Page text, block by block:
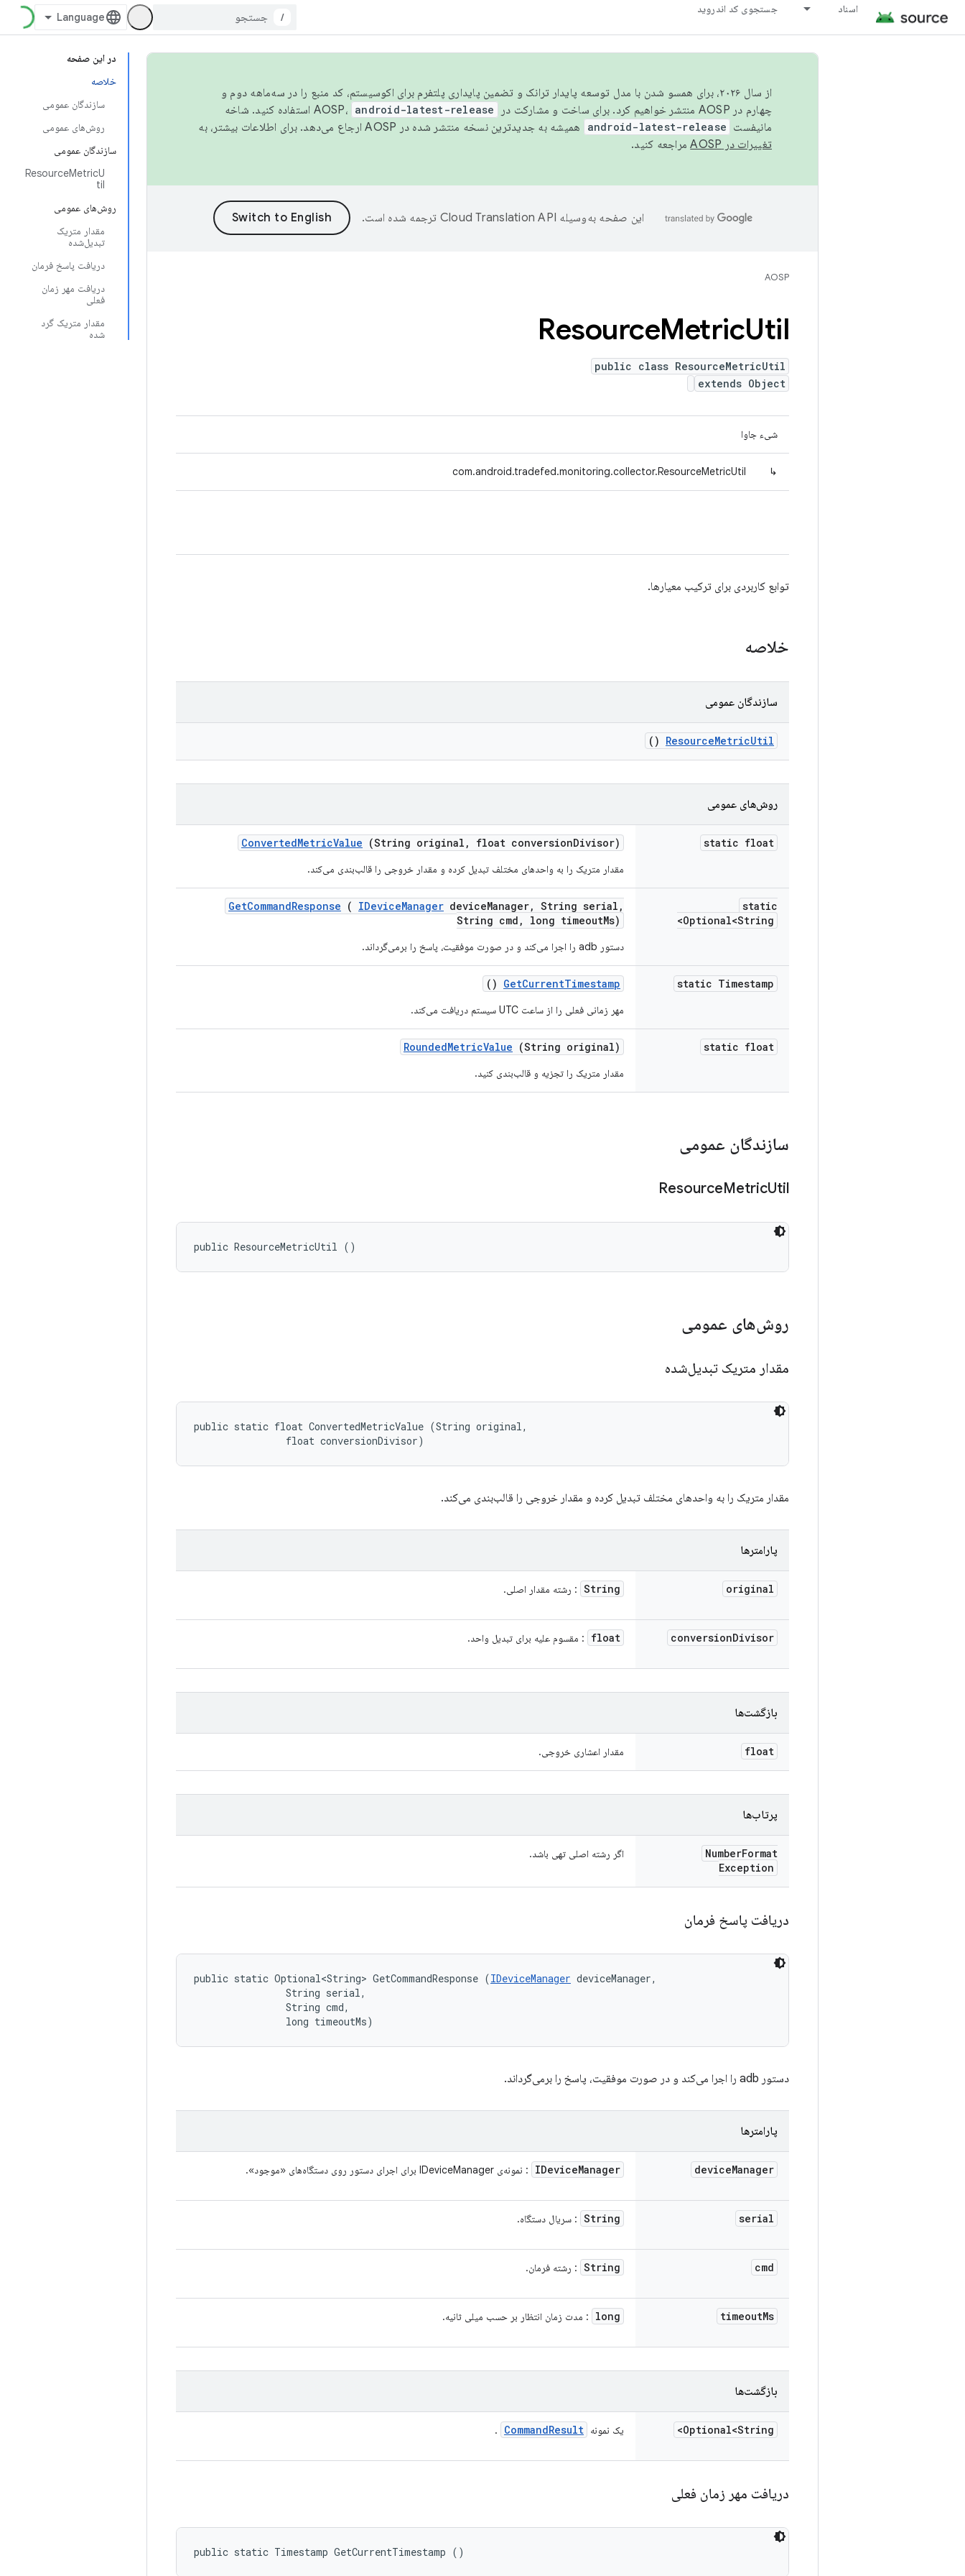
اسناد جستجوی کد اندروید
/
در این صفحه
خلاصه
سازندگان عمومی
روش‌های عمومی
سازندگان عمومی
ResourceMetricU
til
روش‌های عمومی
مقدار متریک
تبدیل‌شده
دریافت پاسخ فرمان
دریافت مهر زمان
فعلی
مقدار متریک گرد
شده
از سال ۲۰۲۶، برای همسو شدن با مدل توسعه پایدار ترانک و تضمین پایداری پلتفرم برای اکوسیستم، کد منبع را در سه‌ماهه دوم و
چهارم در AOSP منتشر خواهیم کرد. برای ساخت و مشارکت در AOSP،
android-latest-release
استفاده کنید. شاخه
مانیفست android-latest-release
همیشه به جدیدترین نسخه منتشر شده در AOSP ارجاع می‌دهد. برای اطلاعات بیشتر، به
تغییرات در AOSP
مراجعه کنید.
این صفحه به‌وسیله ترجمه شده است.
AOSP
ResourceMetricUtil
public class ResourceMetricUtil
extends Object
شیء جاوا
↳
com.android.tradefed.monitoring.collector.ResourceMetricUtil
توابع کاربردی برای ترکیب معیارها.
خلاصه
سازندگان عمومی
ResourceMetricUtil
()
روش‌های عمومی
static float
ConvertedMetricValue (String original , float conversionDivisor)
مقدار متریک را به واحدهای مختلف تبدیل کرده و مقدار خروجی را قالب‌بندی می‌کند.
static
Optional<String>
GetCommandResponse ( IDeviceManager deviceManager, String serial ,
String cmd , long timeoutMs)
دستور adb را اجرا می‌کند و در صورت موفقیت، پاسخ را برمی‌گرداند.
static Timestamp
GetCurrentTimestamp
()
مهر زمانی فعلی را از ساعت UTC سیستم دریافت می‌کند.
static float
RoundedMetricValue (String original)
مقدار متریک را تجزیه و قالب‌بندی کنید.
سازندگان عمومی
ResourceMetricUtil
public ResourceMetricUtil ()
روش‌های عمومی
مقدار متریک تبدیل‌شده
public static float ConvertedMetricValue (String original,
                float conversionDivisor)
مقدار متریک را به واحدهای مختلف تبدیل کرده و مقدار خروجی را قالب‌بندی می‌کند.
پارامترها
original
String : رشته مقدار اصلی.
conversionDivisor
float : مقسوم علیه برای تبدیل واحد.
بازگشت‌ها
float مقدار اعشاری خروجی.
پرتاب‌ها
NumberFormat
Exception
اگر رشته اصلی تهی باشد.
دریافت پاسخ فرمان
public static Optional<String> GetCommandResponse (IDeviceManager deviceManager,
                String serial,
                String cmd,
                long timeoutMs)
دستور adb را اجرا می‌کند و در صورت موفقیت، پاسخ را برمی‌گرداند.
پارامترها
deviceManager
IDeviceManager : نمونه‌ی IDeviceManager برای اجرای دستور روی دستگاه‌های «موجود».
serial
String : سریال دستگاه.
cmd
String : رشته فرمان.
timeoutMs
long : مدت زمان انتظار بر حسب میلی ثانیه.
بازگشت‌ها
Optional<String> یک نمونه CommandResult
.
دریافت مهر زمان فعلی
public static Timestamp GetCurrentTimestamp ()